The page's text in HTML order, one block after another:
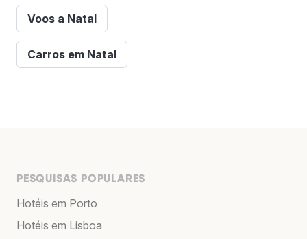
Voos a Natal
Carros em Natal
PESQUISAS POPULARES
Hotéis em Porto
Hotéis em Lisboa